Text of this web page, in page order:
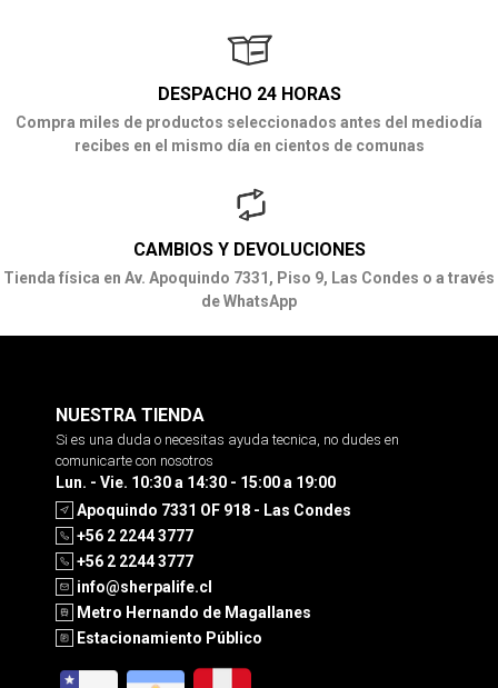
DESPACHO 24 HORAS
Compra miles de productos seleccionados antes del mediodía
recibes en el mismo día en cientos de comunas
CAMBIOS Y DEVOLUCIONES
Tienda física en Av. Apoquindo 7331, Piso 9, Las Condes o a través
de WhatsApp
NUESTRA TIENDA
Si es una duda o necesitas ayuda tecnica, no dudes en
comunicarte con nosotros
Lun. - Vie. 10:30 a 14:30 - 15:00 a 19:00
Apoquindo 7331 OF 918 - Las Condes
+56 2 2244 3777
+56 2 2244 3777
info@sherpalife.cl
Metro Hernando de Magallanes
Estacionamiento Público